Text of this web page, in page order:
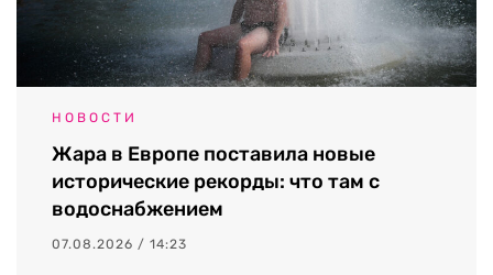
НОВОСТИ
Жара в Европе поставила новые
исторические рекорды: что там с
водоснабжением
07.08.2026 / 14:23